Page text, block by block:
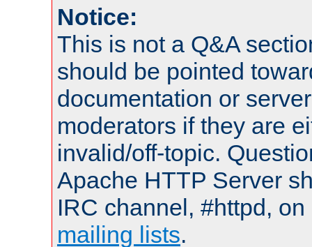
Notice:
This is not a Q&A
should be pointed
documentation or
moderators if they are
invalid/off-topic.
Apache HTTP Server
IRC channel, #httpd,
mailing lists.